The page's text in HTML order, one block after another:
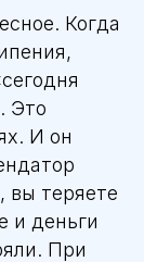
Когда
Это
И он
вы теряете
и деньги
При